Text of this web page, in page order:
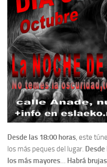
Desde las 18:00 horas, este
los más peques del lugar.
los más mayores… Habrá